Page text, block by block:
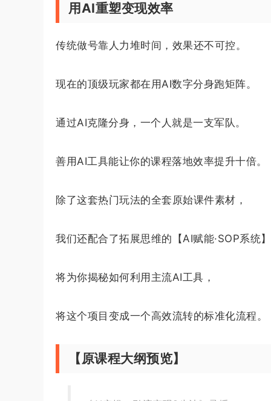
用AI重塑变现效率
传统做号靠人力堆时间，效果还不可控。
现在的顶级玩家都在用AI数字分身跑矩阵。
通过AI克隆分身，一个人就是一支军队。
善用AI工具能让你的课程落地效率提升十倍。
除了这套热门玩法的全套原始课件素材，
我们还配合了拓展思维的【AI赋能·SOP系统
将为你揭秘如何利用主流AI工具，
将这个项目变成一个高效流转的标准化流程。
【原课程大纲预览】